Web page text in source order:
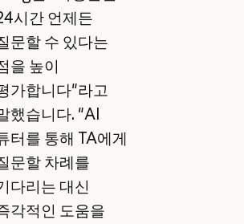
시간 언제든
문할 수 있다는
을 높이
가합니다"라고
했습니다. "AI
터를 통해 TA에게
문할 차례를
다리는 대신
각적인 도움을